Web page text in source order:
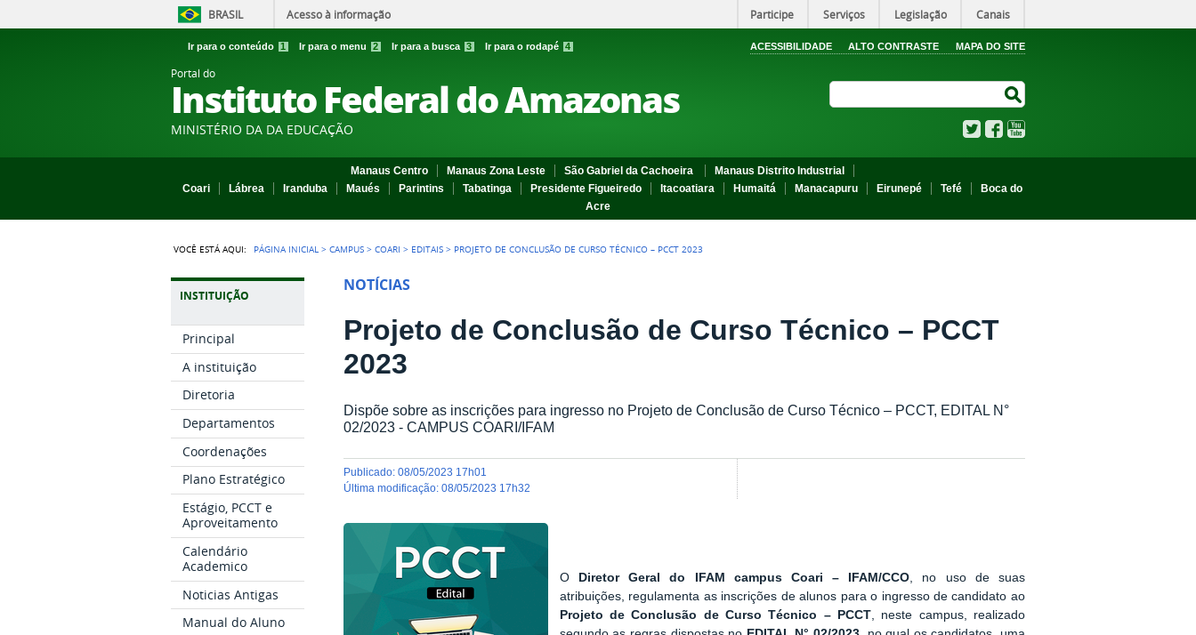
BRASIL Acesso à informação Participe Serviços Legislação Canais
Ir para o conteúdo 1 Ir para o menu 2 Ir para a busca 3 Ir para o rodapé 4 ACESSIBILIDADE ALTO CONTRASTE MAPA DO SITE
Portal do
Instituto Federal do Amazonas
MINISTÉRIO DA DA EDUCAÇÃO TwitterFacebook
Manaus Centro Manaus Zona Leste São Gabriel da Cachoeira
Manaus Distrito Industrial
Coari
Lábrea Iranduba Maués Parintins Tabatinga Presidente Figueiredo Itacoatiara Humaitá Manacapuru Eirunepé Tefé
Boca do
Acre
VOCÊ ESTÁ AQUI: PÁGINA INICIAL >CAMPUS >COARI > EDITAIS > PROJETO DE CONCLUSÃO DE CURSO TÉCNICO – PCCT 2023
INSTITUIÇÃO
Principal
A instituição
Diretoria
Departamentos
Coordenações
Plano Estratégico
Estágio, PCCT e
Aproveitamento
Calendário
Academico
Noticias Antigas
Manual do Aluno
NOTÍCIAS
Projeto de Conclusão de Curso Técnico – PCCT
2023
Dispõe sobre as inscrições para ingresso no Projeto de Conclusão de Curso Técnico – PCCT, EDITAL N°
02/2023 - CAMPUS COARI/IFAM
publicado:08/05/2023 17h01
última modificação:08/05/2023 17h32
O Diretor Geral do IFAM campus Coari – IFAM/CCO , no uso de suas
atribuições, regulamenta as inscrições de alunos para o ingresso de candidato ao
Projeto de Conclusão de Curso Técnico – PCCT , neste campus, realizado